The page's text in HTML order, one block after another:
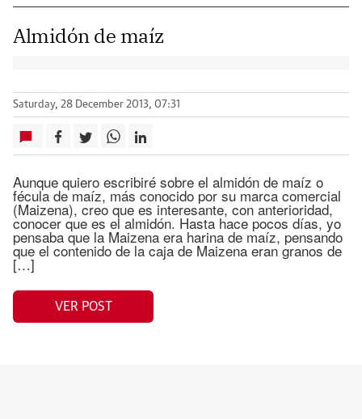
Almidón de maíz
Saturday, 28 December 2013, 07:31
Aunque quiero escribiré sobre el almidón de maíz o
fécula de maíz, más conocido por su marca comercial
(Maizena), creo que es interesante, con anterioridad,
conocer que es el almidón. Hasta hace pocos días, yo
pensaba que la Maizena era harina de maíz, pensando
que el contenido de la caja de Maizena eran granos de
[…]
VER POST